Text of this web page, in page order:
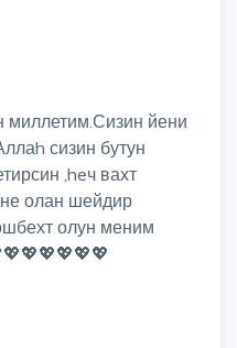
йени
сизин бутун
,heч вахт
олан шейдир
олун меним